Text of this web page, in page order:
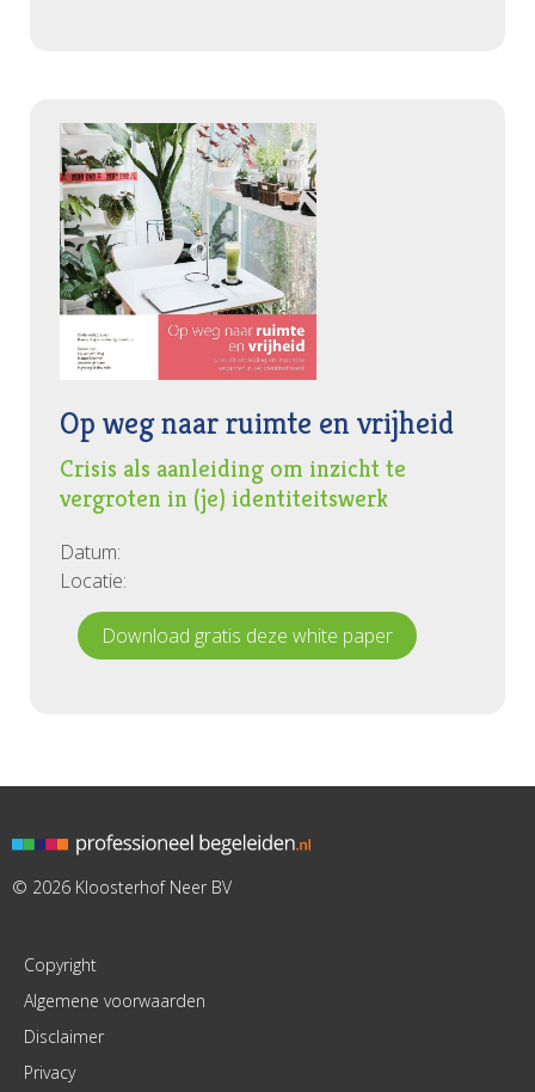
Op weg naar ruimte en vrijheid
Crisis als aanleiding om inzicht te
vergroten in (je) identiteitswerk
Datum:
Locatie:
Download gratis deze white paper
© 2026 Kloosterhof Neer BV
Copyright
Algemene voorwaarden
Disclaimer
Privacy